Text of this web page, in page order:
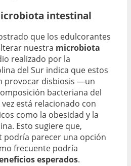
intestinal
que los edulcorantes
nuestra microbiota
realizado por la
del Sur indica que estos
provocar disbiosis —un
bacteriana del
está relacionado con
como la obesidad y la
Esto sugiere que,
podría parecer una opción
frecuente podría
esperados.